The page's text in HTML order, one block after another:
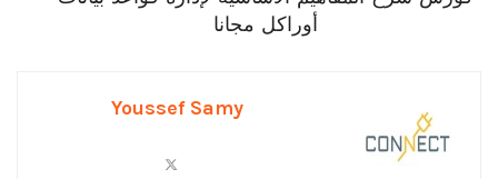
أوراكل مجانا
Youssef Samy